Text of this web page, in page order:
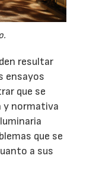
resultar
ensayos
que se
y normativa
que se
a sus